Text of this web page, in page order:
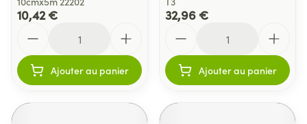
10,42 €
Ajouter au panier
32,96 €
Ajouter au panier